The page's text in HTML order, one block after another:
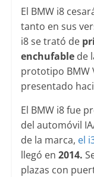
El BMW i8
tanto en sus
i8 se trató de
enchufablede
prototipo BMW
presentado
El BMW i8 fue
del automóvil
de la marca, el
llegó en 2014.
plazas con